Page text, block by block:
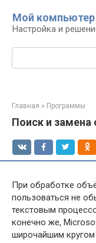
контенту
Мой компьютер
Настройка и
Поиск:
Главная » Программы
Поиск и замена
При обработке
пользоваться не
текстовым
конечно же,
широчайшим